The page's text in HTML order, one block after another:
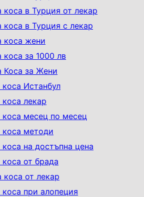
в Турция от лекар
в Турция с лекар
коса жени
за 1000 лв
Коса за Жени
Истанбул
лекар
месец по месец
методи
на достъпна цена
от брада
от лекар
при алопеция